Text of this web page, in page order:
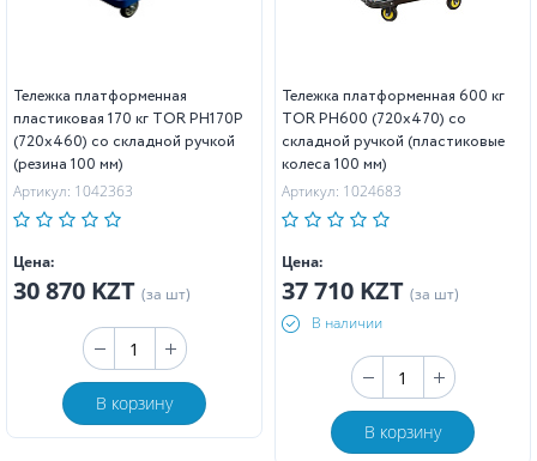
Тележка платформенная
пластиковая 170 кг TOR PH170P
(720х460) со складной ручкой
(резина 100 мм)
Артикул: 1042363
Цена:
30 870 KZT (за шт)
В корзину
Тележка платформенная 600 кг
TOR PH600 (720х470) со
складной ручкой (пластиковые
колеса 100 мм)
Артикул: 1024683
Цена:
37 710 KZT (за шт)
В наличии
В корзину